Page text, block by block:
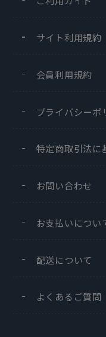
サイト利用規約
会員利用規約
プライバシーポ
特定商取引法に
お問い合わせ
お支払いについ
配送について
よくあるご質問